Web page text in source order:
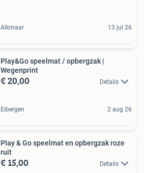
Alkmaar 13 jul 26
Play&Go speelmat / opbergzak |
Wegenprint
€ 20,00 Details
Eibergen 2 aug 26
Play & Go speelmat en opbergzak roze
ruit
€ 15,00 Details